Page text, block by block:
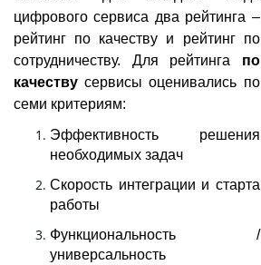
цифрового сервиса два рейтинга –
рейтинг по качеству и рейтинг по
сотрудничеству. Для рейтинга по
качеству сервисы оценивались по
семи критериям:
Эффективность решения
необходимых задач
Скорость интеграции и старта
работы
Функциональность /
универсальность